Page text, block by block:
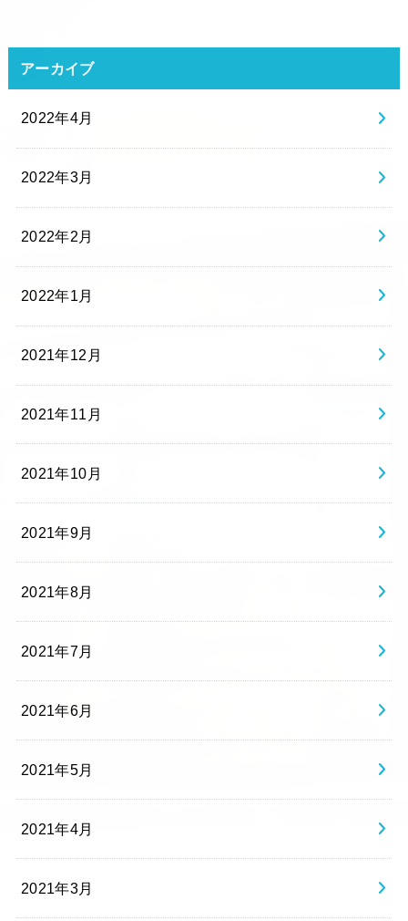
アーカイブ
2022年4月
2022年3月
2022年2月
2022年1月
2021年12月
2021年11月
2021年10月
2021年9月
2021年8月
2021年7月
2021年6月
2021年5月
2021年4月
2021年3月